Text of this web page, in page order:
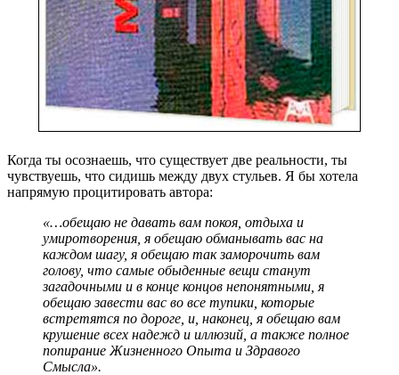
Когда ты осознаешь, что существует две реальности, ты
чувствуешь, что сидишь между двух стульев. Я бы хотела
напрямую процитировать автора:
«…обещаю не давать вам покоя, отдыха и
умиротворения, я обещаю обманывать вас на
каждом шагу, я обещаю так заморочить вам
голову, что самые обыденные вещи станут
загадочными и в конце концов непонятными, я
обещаю завести вас во все тупики, которые
встретятся по дороге, и, наконец, я обещаю вам
крушение всех надежд и иллюзий, а также полное
попирание Жизненного Опыта и Здравого
Смысла».